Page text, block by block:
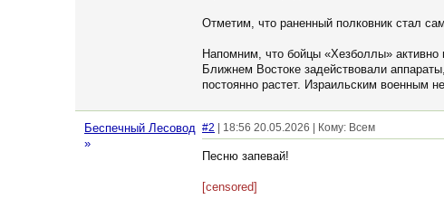
Отметим, что раненный полковник стал
Напомним, что бойцы «Хезболлы»
Ближнем Востоке задействовали
постоянно растет. Израильским военным
Беспечный Лесовод
»
#2 | 18:56 20.05.2026 | Кому: Всем
Песню запевай!
[censored]